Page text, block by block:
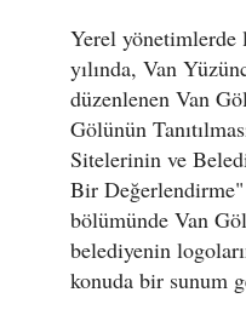
Yerel yönetimlerde
yılında, Van
düzenlenen Van
Gölünün
Sitelerinin ve
Bir
bölümünde Van
belediyenin
konuda bir sunum